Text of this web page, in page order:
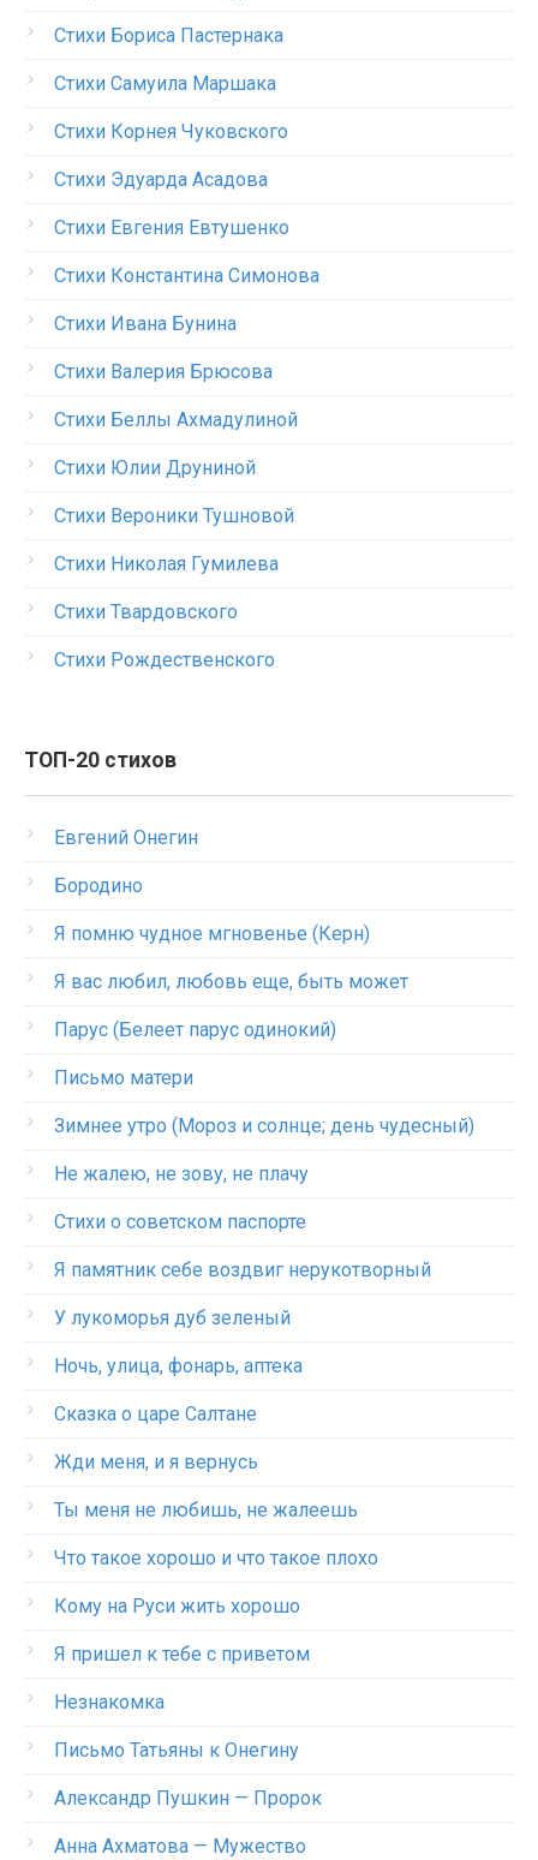
Стихи Бориса Пастернака
Стихи Самуила Маршака
Стихи Корнея Чуковского
Стихи Эдуарда Асадова
Стихи Евгения Евтушенко
Стихи Константина Симонова
Стихи Ивана Бунина
Стихи Валерия Брюсова
Стихи Беллы Ахмадулиной
Стихи Юлии Друниной
Стихи Вероники Тушновой
Стихи Николая Гумилева
Стихи Твардовского
Стихи Рождественского
ТОП-20 стихов
Евгений Онегин
Бородино
Я помню чудное мгновенье (Керн)
Я вас любил, любовь еще, быть может
Парус (Белеет парус одинокий)
Письмо матери
Зимнее утро (Мороз и солнце; день чудесный)
Не жалею, не зову, не плачу
Стихи о советском паспорте
Я памятник себе воздвиг нерукотворный
У лукоморья дуб зеленый
Ночь, улица, фонарь, аптека
Сказка о царе Салтане
Жди меня, и я вернусь
Ты меня не любишь, не жалеешь
Что такое хорошо и что такое плохо
Кому на Руси жить хорошо
Я пришел к тебе с приветом
Незнакомка
Письмо Татьяны к Онегину
Александр Пушкин — Пророк
Анна Ахматова — Мужество